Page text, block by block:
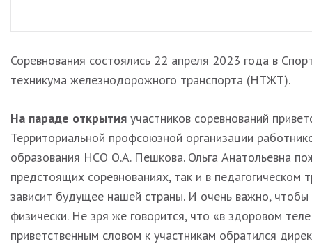
Соревнования состоялись 22 апреля 2023 года в
техникума железнодорожного транспорта (НТЖТ).
На параде открытия участников соревнований
Территориальной профсоюзной организации
образования НСО О.А. Пешкова. Ольга Анатольевна
предстоящих соревнованиях, так и в педагогическом
зависит будущее нашей страны. И очень важно,
физически. Не зря же говорится, что «в здоровом
приветственным словом к участникам обратился